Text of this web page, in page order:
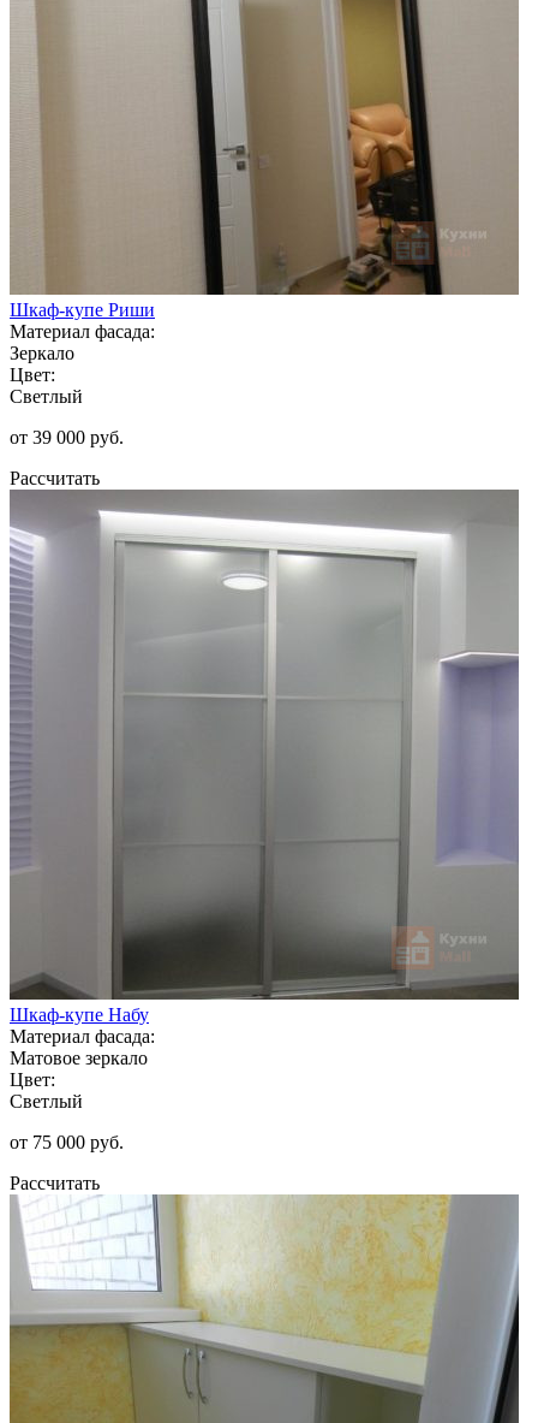
Шкаф-купе Риши
Материал фасада:
Зеркало
Цвет:
Светлый
от 39 000 руб.
Рассчитать
Шкаф-купе Набу
Материал фасада:
Матовое зеркало
Цвет:
Светлый
от 75 000 руб.
Рассчитать